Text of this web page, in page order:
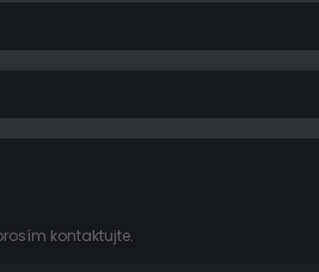
kontaktujte.